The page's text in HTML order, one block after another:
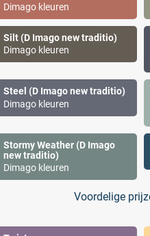
Dimago kleuren
Silt (D Imago new traditio)
Dimago kleuren
Steel (D Imago new traditio)
Dimago kleuren
Stormy Weather (D Imago
new traditio)
Dimago kleuren
Voordelige